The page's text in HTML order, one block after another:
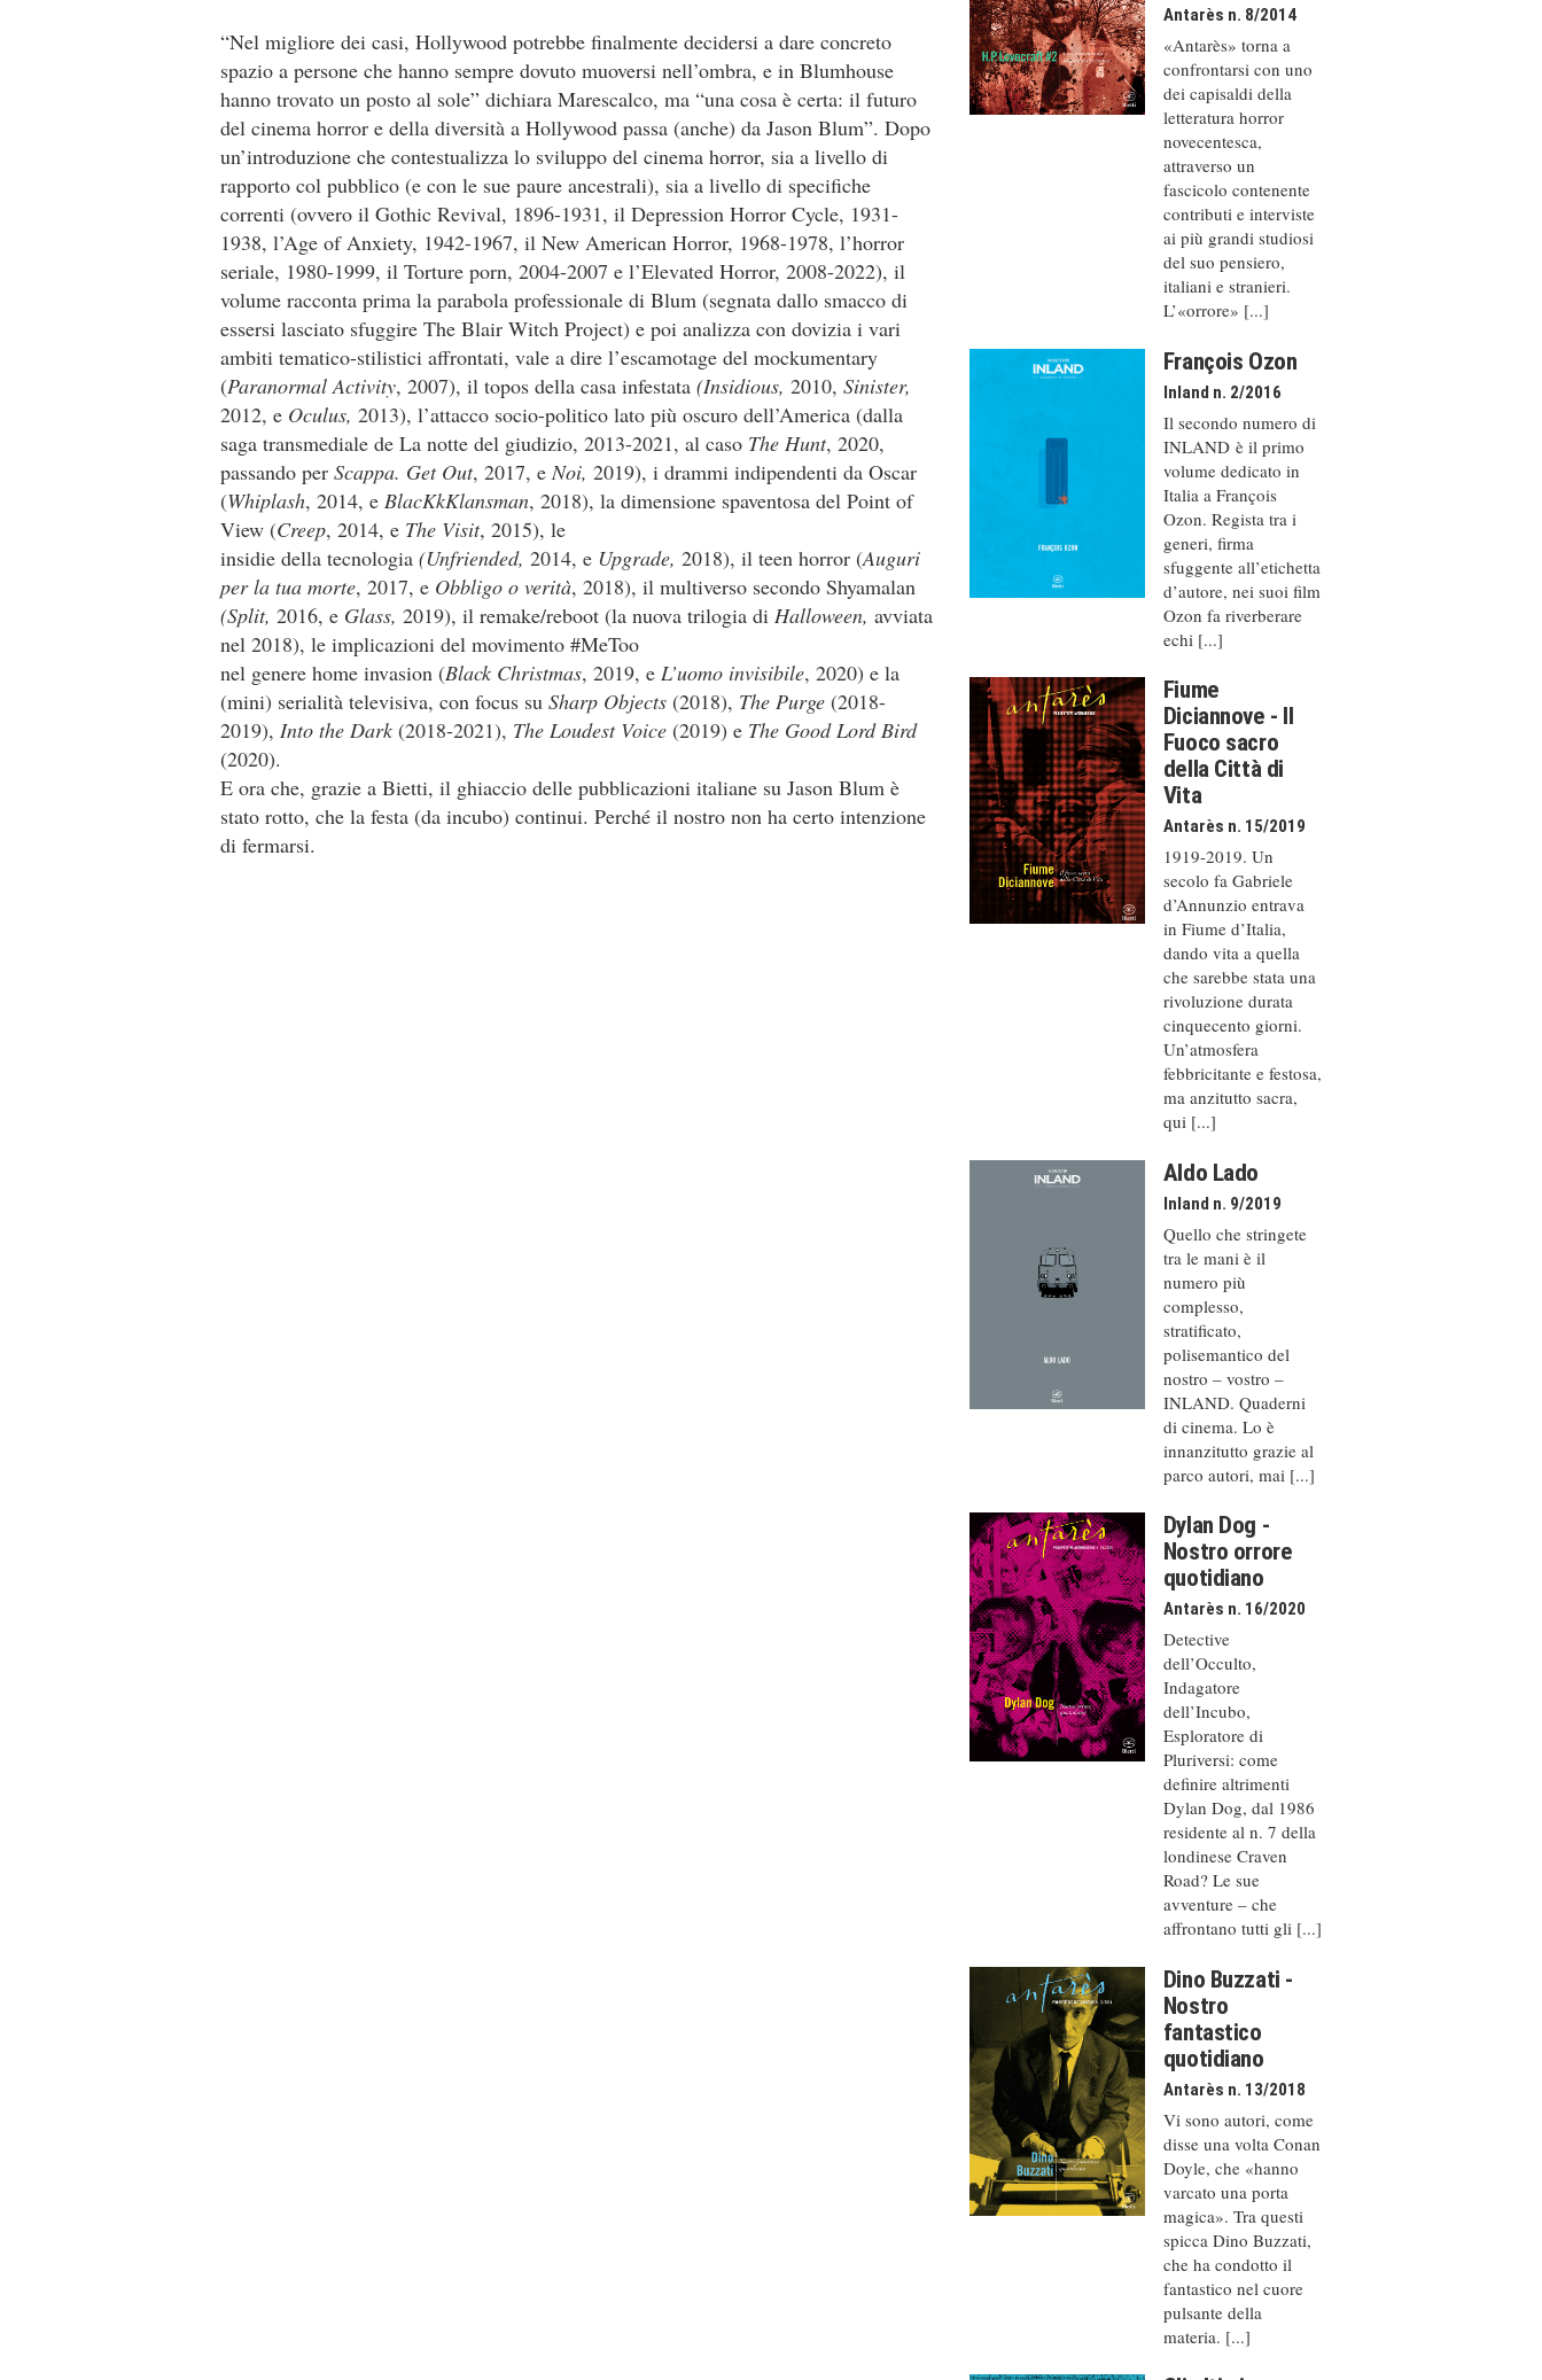
“Nel migliore dei casi, Hollywood potrebbe finalmente decidersi a dare concreto
spazio a persone che hanno sempre dovuto muoversi nell’ombra, e in Blumhouse
hanno trovato un posto al sole” dichiara Marescalco, ma “una cosa è certa: il futuro
del cinema horror e della diversità a Hollywood passa (anche) da Jason Blum”. Dopo
un’introduzione che contestualizza lo sviluppo del cinema horror, sia a livello di
rapporto col pubblico (e con le sue paure ancestrali), sia a livello di specifiche
correnti (ovvero il Gothic Revival, 1896-1931, il Depression Horror Cycle, 1931-
1938, l’Age of Anxiety, 1942-1967, il New American Horror, 1968-1978, l’horror
seriale, 1980-1999, il Torture porn, 2004-2007 e l’Elevated Horror, 2008-2022), il
volume racconta prima la parabola professionale di Blum (segnata dallo smacco di
essersi lasciato sfuggire The Blair Witch Project) e poi analizza con dovizia i vari
ambiti tematico-stilistici affrontati, vale a dire l’escamotage del mockumentary
(Paranormal Activity, 2007), il topos della casa infestata (Insidious, 2010, Sinister,
2012, e Oculus, 2013), l’attacco socio-politico lato più oscuro dell’America (dalla
saga transmediale de La notte del giudizio, 2013-2021, al caso The Hunt, 2020,
passando per Scappa. Get Out, 2017, eNoi, 2019), i drammi indipendenti da Oscar
(Whiplash, 2014, e BlacKkKlansman, 2018), la dimensione spaventosa del Point of
View (Creep, 2014, e The Visit, 2015), le
insidie della tecnologia (Unfriended, 2014, e Upgrade, 2018), il teen horror (Auguri
per la tua morte, 2017, e Obbligo o verità, 2018), il multiverso secondo Shyamalan
(Split, 2016, e Glass, 2019), il remake/reboot (la nuova trilogia di Halloween, avviata
nel 2018), le implicazioni del movimento #MeToo
nel genere home invasion (Black Christmas, 2019, e L’uomo invisibile, 2020) e la
(mini) serialità televisiva, con focus su Sharp Objects (2018), The Purge (2018-
2019), Into the Dark (2018-2021), The Loudest Voice (2019) e The Good Lord Bird
(2020).
E ora che, grazie a Bietti, il ghiaccio delle pubblicazioni italiane su Jason Blum è
stato rotto, che la festa (da incubo) continui. Perché il nostro non ha certo intenzione
di fermarsi.
Antarès n. 8/2014
«Antarès» torna a
confrontarsi con uno
dei capisaldi della
letteratura horror
novecentesca,
attraverso un
fascicolo contenente
contributi e interviste
ai più grandi studiosi
del suo pensiero,
italiani e stranieri.
L’«orrore» [...]
François Ozon
Inland n. 2/2016
Il secondo numero di
INLAND è il primo
volume dedicato in
Italia a François
Ozon. Regista tra i
generi, firma
sfuggente all’etichetta
d’autore, nei suoi film
Ozon fa riverberare
echi [...]
Fiume
Diciannove - Il
Fuoco sacro
della Città di
Vita
Antarès n. 15/2019
1919-2019. Un
secolo fa Gabriele
d’Annunzio entrava
in Fiume d’Italia,
dando vita a quella
che sarebbe stata una
rivoluzione durata
cinquecento giorni.
Un’atmosfera
febbricitante e festosa,
ma anzitutto sacra,
qui [...]
Aldo Lado
Inland n. 9/2019
Quello che stringete
tra le mani è il
numero più
complesso,
stratificato,
polisemantico del
nostro – vostro –
INLAND. Quaderni
di cinema. Lo è
innanzitutto grazie al
parco autori, mai [...]
Dylan Dog -
Nostro orrore
quotidiano
Antarès n. 16/2020
Detective
dell’Occulto,
Indagatore
dell’Incubo,
Esploratore di
Pluriversi: come
definire altrimenti
Dylan Dog, dal 1986
residente al n. 7 della
londinese Craven
Road? Le sue
avventure – che
affrontano tutti gli [...]
Dino Buzzati -
Nostro
fantastico
quotidiano
Antarès n. 13/2018
Vi sono autori, come
disse una volta Conan
Doyle, che «hanno
varcato una porta
magica». Tra questi
spicca Dino Buzzati,
che ha condotto il
fantastico nel cuore
pulsante della
materia. [...]